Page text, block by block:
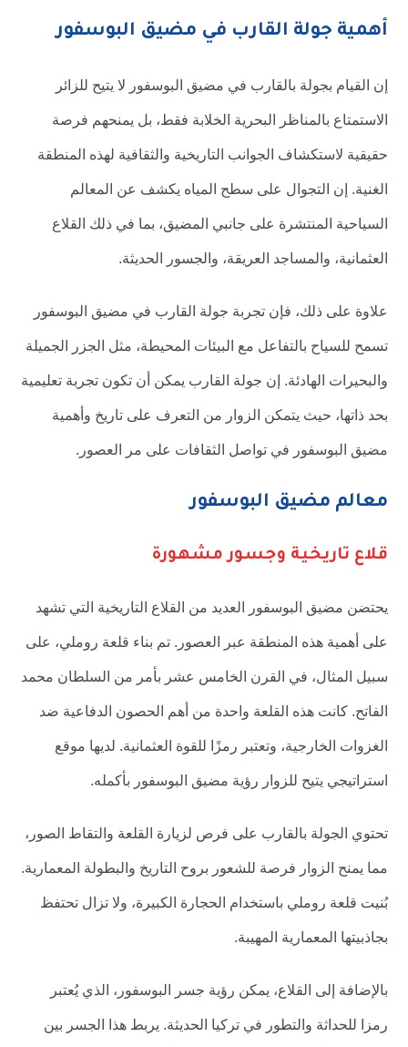
أهمية جولة القارب في مضيق البوسفور
إن القيام بجولة بالقارب في مضيق البوسفور لا يتيح للزائر
الاستمتاع بالمناظر البحرية الخلابة فقط، بل يمنحهم فرصة
حقيقية لاستكشاف الجوانب التاريخية والثقافية لهذه المنطقة
الغنية. إن التجوال على سطح المياه يكشف عن المعالم
السياحية المنتشرة على جانبي المضيق، بما في ذلك القلاع
العثمانية، والمساجد العريقة، والجسور الحديثة.
علاوة على ذلك، فإن تجربة جولة القارب في مضيق البوسفور
تسمح للسياح بالتفاعل مع البيئات المحيطة، مثل الجزر الجميلة
والبحيرات الهادئة. إن جولة القارب يمكن أن تكون تجربة تعليمية
بحد ذاتها، حيث يتمكن الزوار من التعرف على تاريخ وأهمية
مضيق البوسفور في تواصل الثقافات على مر العصور.
معالم مضيق البوسفور
قلاع تاريخية وجسور مشهورة
يحتضن مضيق البوسفور العديد من القلاع التاريخية التي تشهد
على أهمية هذه المنطقة عبر العصور. تم بناء قلعة روملي، على
سبيل المثال، في القرن الخامس عشر بأمر من السلطان محمد
الفاتح. كانت هذه القلعة واحدة من أهم الحصون الدفاعية ضد
الغزوات الخارجية، وتعتبر رمزًا للقوة العثمانية. لديها موقع
استراتيجي يتيح للزوار رؤية مضيق البوسفور بأكمله.
تحتوي الجولة بالقارب على فرص لزيارة القلعة والتقاط الصور،
مما يمنح الزوار فرصة للشعور بروح التاريخ والبطولة المعمارية.
بُنيت قلعة روملي باستخدام الحجارة الكبيرة، ولا تزال تحتفظ
بجاذبيتها المعمارية المهيبة.
بالإضافة إلى القلاع، يمكن رؤية جسر البوسفور، الذي يُعتبر
رمزا للحداثة والتطور في تركيا الحديثة. يربط هذا الجسر بين